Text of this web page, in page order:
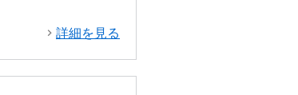
詳細を見る